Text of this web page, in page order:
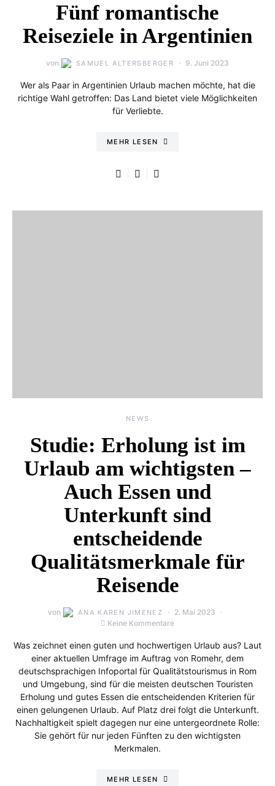
Fünf romantische
Reiseziele in Argentinien
von SAMUEL ALTERSBERGER 9. Juni 2023
Wer als Paar in Argentinien Urlaub machen möchte, hat die
richtige Wahl getroffen: Das Land bietet viele Möglichkeiten
für Verliebte.
MEHR LESEN
NEWS
Studie: Erholung ist im
Urlaub am wichtigsten –
Auch Essen und
Unterkunft sind
entscheidende
Qualitätsmerkmale für
Reisende
von ANA KAREN JIMENEZ
2. Mai 2023
Keine Kommentare
Was zeichnet einen guten und hochwertigen Urlaub aus? Laut
einer aktuellen Umfrage im Auftrag von Romehr, dem
deutschsprachigen Infoportal für Qualitätstourismus in Rom
und Umgebung, sind für die meisten deutschen Touristen
Erholung und gutes Essen die entscheidenden Kriterien für
einen gelungenen Urlaub. Auf Platz drei folgt die Unterkunft.
Nachhaltigkeit spielt dagegen nur eine untergeordnete Rolle:
Sie gehört für nur jeden Fünften zu den wichtigsten
Merkmalen.
MEHR LESEN